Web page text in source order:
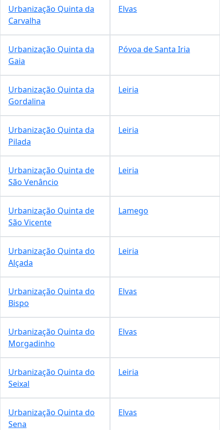
Urbanização Quinta da
Carvalha
Elvas
Urbanização Quinta da
Gaia
Póvoa de Santa Iria
Urbanização Quinta da
Gordalina
Leiria
Urbanização Quinta da
Pilada
Leiria
Urbanização Quinta de
São Venâncio
Leiria
Urbanização Quinta de
São Vicente
Lamego
Urbanização Quinta do
Alçada
Leiria
Urbanização Quinta do
Bispo
Elvas
Urbanização Quinta do
Morgadinho
Elvas
Urbanização Quinta do
Seixal
Leiria
Urbanização Quinta do
Sena
Elvas